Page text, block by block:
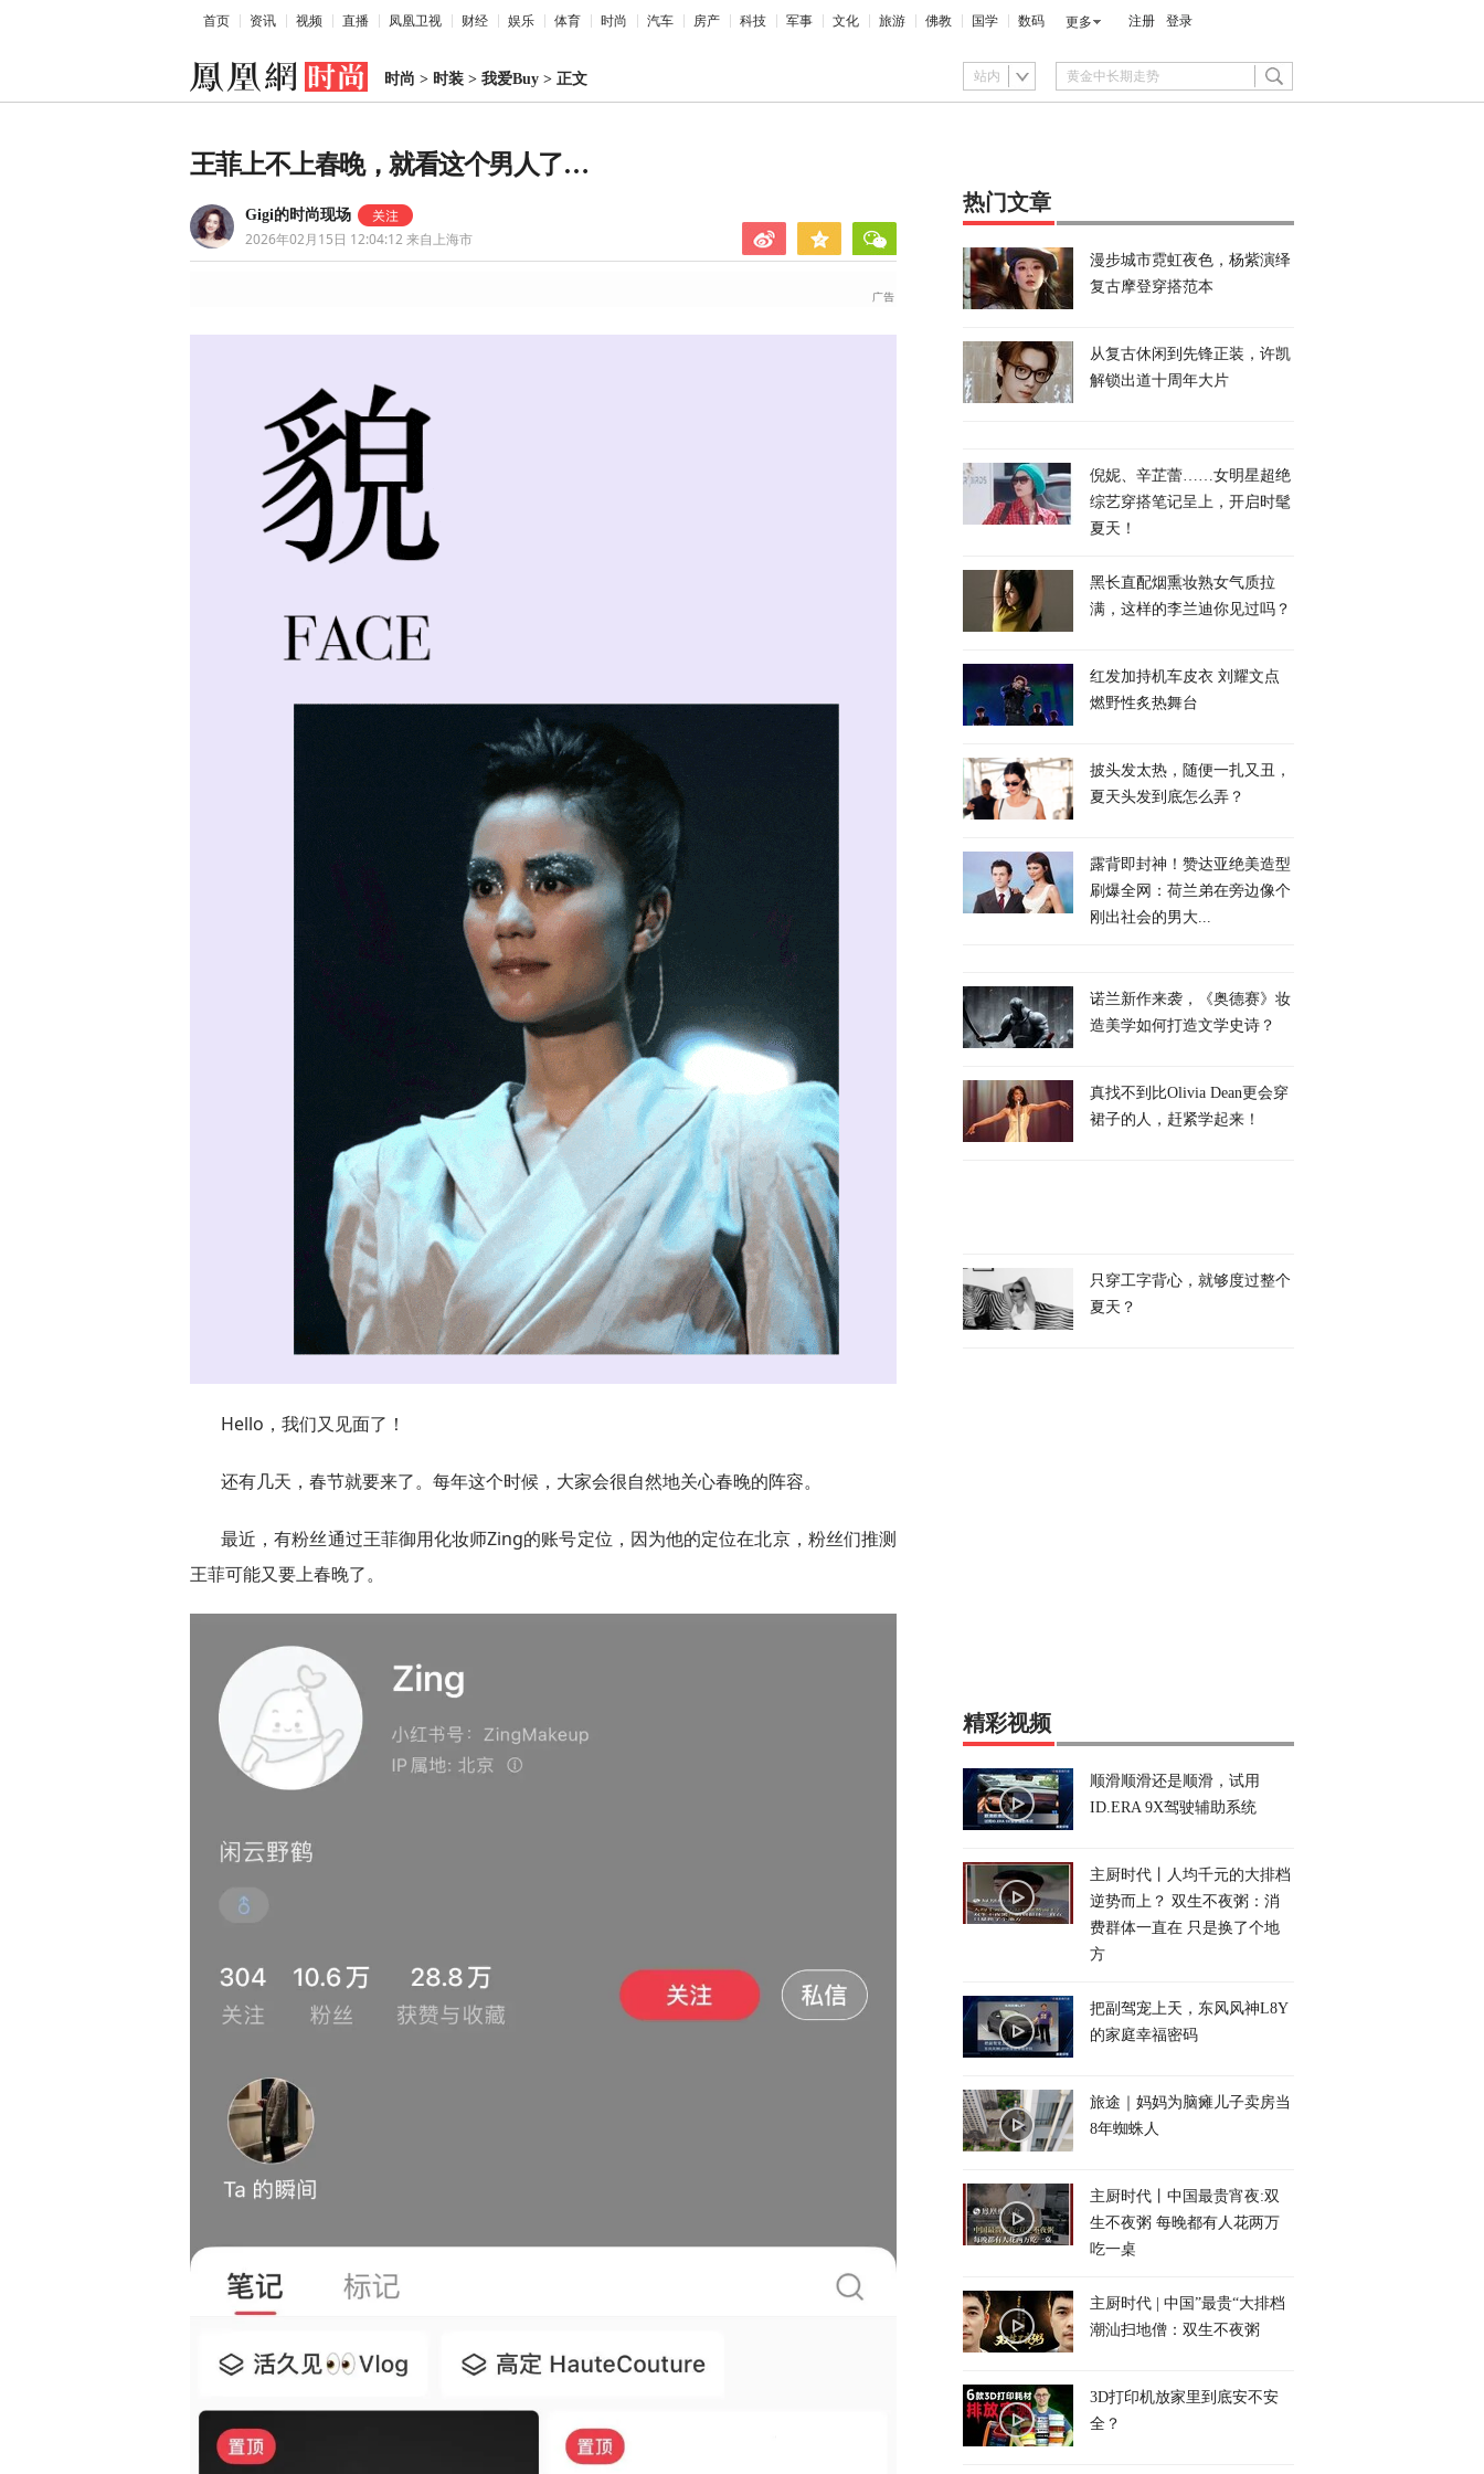
首页 资讯 视频 直播 凤凰卫视 财经 娱乐 体育 时尚 汽车 房产 科技 军事 文化 旅游 佛教 国学 数码 更多 注册 登录
时尚 > 时装 > 我爱Buy > 正文 站内
王菲上不上春晚，就看这个男人了…
Gigi的时尚现场
2026年02月15日 12:04:12 来自上海市
Hello，我们又见面了！
还有几天，春节就要来了。每年这个时候，大家会很自然地关心春晚的阵容。
最近，有粉丝通过王菲御用化妆师Zing的账号定位，因为他的定位在北京，粉丝们推测
王菲可能又要上春晚了。
热门文章
漫步城市霓虹夜色，杨紫演绎
复古摩登穿搭范本
从复古休闲到先锋正装，许凯
解锁出道十周年大片
倪妮、辛芷蕾……女明星超绝
综艺穿搭笔记呈上，开启时髦
夏天！
黑长直配烟熏妆熟女气质拉
满，这样的李兰迪你见过吗？
红发加持机车皮衣 刘耀文点
燃野性炙热舞台
披头发太热，随便一扎又丑，
夏天头发到底怎么弄？
露背即封神！赞达亚绝美造型
刷爆全网：荷兰弟在旁边像个
刚出社会的男大...
诺兰新作来袭，《奥德赛》妆
造美学如何打造文学史诗？
真找不到比Olivia Dean更会穿
裙子的人，赶紧学起来！
只穿工字背心，就够度过整个
夏天？
精彩视频
顺滑顺滑还是顺滑，试用
ID.ERA 9X驾驶辅助系统
主厨时代丨人均千元的大排档
逆势而上？ 双生不夜粥：消
费群体一直在 只是换了个地
方
把副驾宠上天，东风风神L8Y
的家庭幸福密码
旅途｜妈妈为脑瘫儿子卖房当
8年蜘蛛人
主厨时代丨中国最贵宵夜:双
生不夜粥 每晚都有人花两万
吃一桌
主厨时代 | 中国”最贵“大排档
潮汕扫地僧：双生不夜粥
3D打印机放家里到底安不安
全？